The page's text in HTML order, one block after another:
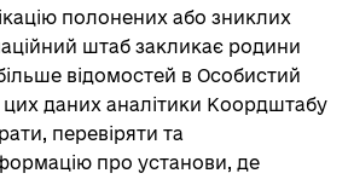
полонених або зниклих
штаб закликає родини
відомостей в Особистий
цих даних аналітики Коордштабу
перевіряти та
про установи, де